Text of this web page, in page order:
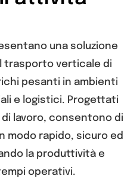
una soluzione
trasporto verticale di
pesanti in ambienti
e logistici. Progettati
lavoro, consentono di
modo rapido, sicuro ed
la produttività e
operativi.